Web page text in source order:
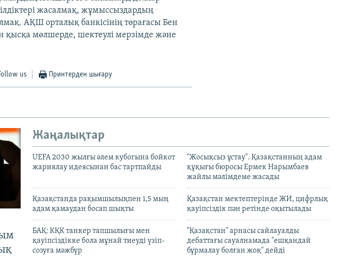
жасалмақ, жұмыссыздардың
АҚШ орталық банкісінің төрағасы Бен
қысқа мөлшерде, шектеулі мерзімде және
us Принтерден шығару
Жаңалықтар
UEFA 2030 жылғы әлем кубогына бойкот
жариялау идеясынан бас тартпайды
"Жосықсыз ұстау". Қазақстанның адам
құқығы бюросы Ермек Нарымбаев
жайлы мәлімдеме жасады
Қазақстанда рақымшылықпен 1,5 мың
адам қамаудан босап шықты
Қазақстан мектептерінде ЖИ, цифрлық
қауіпсіздік пән ретінде оқытылады
БАҚ: КҚК танкер тапшылығы мен
қауіпсіздікке бола мұнай тиеуді үзіп-
созуға мәжбүр
"Қазақстан" арнасы сайлауалды
дебаттағы сауалнамада "ешқандай
бұрмалау болған жоқ" дейді